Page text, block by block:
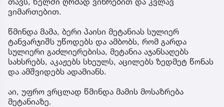
ვიმართებით.
წმინდა მამა, ბერი პაისი მეტანიას სულიერ
ტანვარჯიშს უწოდებს და ამბობს, რომ გარდა
სულიერი გაძლიერებისა, მეტანია აჯანსაღებს
სახსრებს, აკაჟებს სხეულს, აცილებს ზედმეტ წონას
და ამშვიდებს ადამიანს.
აი, უფრო ვრცლად წმინდა მამის მოსაზრება
მეტანიაზე.